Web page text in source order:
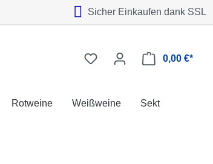
Sicher Einkaufen dank SSL
0,00 €*
Rotweine Weißweine Sekt